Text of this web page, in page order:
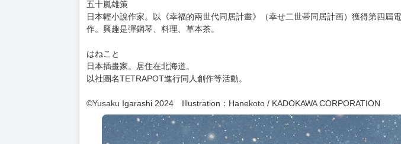
★藉由穿越時空開啟第二輪人生並重拾青春的故事
為了尋找初戀的女孩，再次穿越時空。
順利度過「那個夏天」的事件之後，我終於和安藝宮羽純心意相通。
原本以為這樣就成功追回初戀，未料在現代等待著我的卻是意料之外的人物……！
混亂不已的我再次穿越時空，結果來到安藝宮消失後的第二輪高一時代。與美羽和佐
就在此時，我彷彿受到指引似的來到向日葵花田，並遇見在第一輪高中生活讓我動念
五十嵐雄策
日本輕小說作家。以《幸福的兩世代同居計畫》（幸せ二世帯同居計画）獲得第四